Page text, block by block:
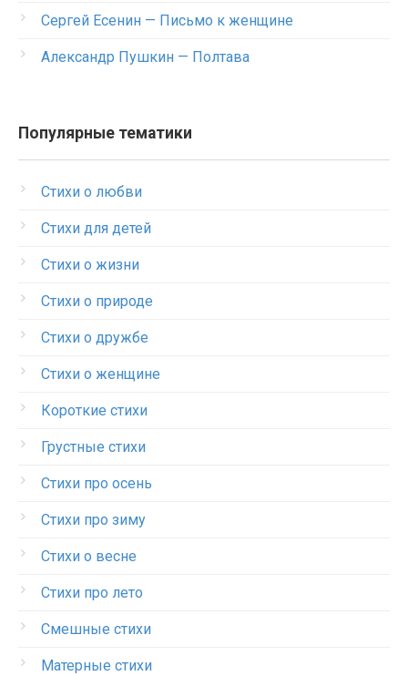
Сергей Есенин — Письмо к женщине
Александр Пушкин — Полтава
Популярные тематики
Стихи о любви
Стихи для детей
Стихи о жизни
Стихи о природе
Стихи о дружбе
Стихи о женщине
Короткие стихи
Грустные стихи
Стихи про осень
Стихи про зиму
Стихи о весне
Стихи про лето
Смешные стихи
Матерные стихи